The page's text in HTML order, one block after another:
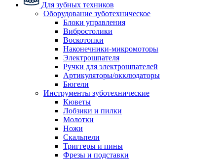
Для зубных техников
Оборудование зуботехническое
Блоки управления
Вибростолики
Воскотопки
Наконечники-микромоторы
Электрошпателя
Ручки для электрошпателей
Артикуляторы/окклюдаторы
Бюгели
Инструменты зуботехнические
Кюветы
Лобзики и пилки
Молотки
Ножи
Скальпели
Триггеры и пины
Фрезы и подставки